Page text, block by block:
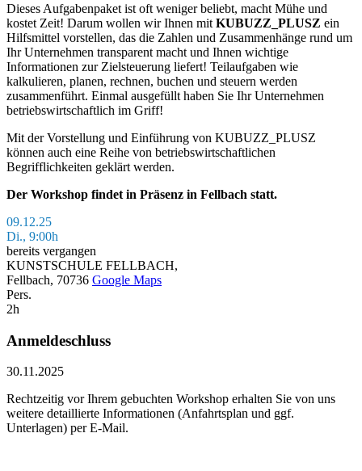
Dieses Aufgabenpaket ist oft weniger beliebt, macht Mühe und
kostet Zeit! Darum wollen wir Ihnen mit KUBUZZ_PLUSZ ein
Hilfsmittel vorstellen, das die Zahlen und Zusammenhänge rund um
Ihr Unternehmen transparent macht und Ihnen wichtige
Informationen zur Zielsteuerung liefert! Teilaufgaben wie
kalkulieren, planen, rechnen, buchen und steuern werden
zusammenführt. Einmal ausgefüllt haben Sie Ihr Unternehmen
betriebswirtschaftlich im Griff!
Mit der Vorstellung und Einführung von KUBUZZ_PLUSZ
können auch eine Reihe von betriebswirtschaftlichen
Begrifflichkeiten geklärt werden.
Der Workshop findet in Präsenz in Fellbach statt.
09.12.25
Di., 9:00h
bereits vergangen
KUNSTSCHULE FELLBACH,
Fellbach, 70736 Google Maps
Pers.
2h
Anmeldeschluss
30.11.2025
Rechtzeitig vor Ihrem gebuchten Workshop erhalten Sie von uns
weitere detaillierte Informationen (Anfahrtsplan und ggf.
Unterlagen) per E-Mail.